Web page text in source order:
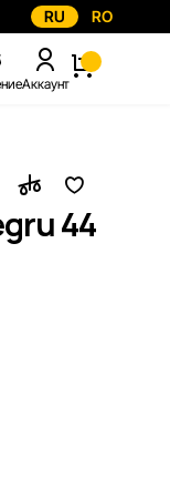
RU RO
Аккаунт
44